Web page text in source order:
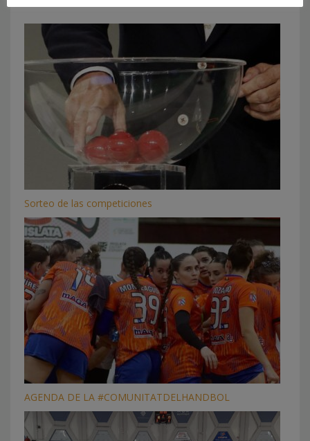
Sorteo de las competiciones
AGENDA DE LA #COMUNITATDELHANDBOL